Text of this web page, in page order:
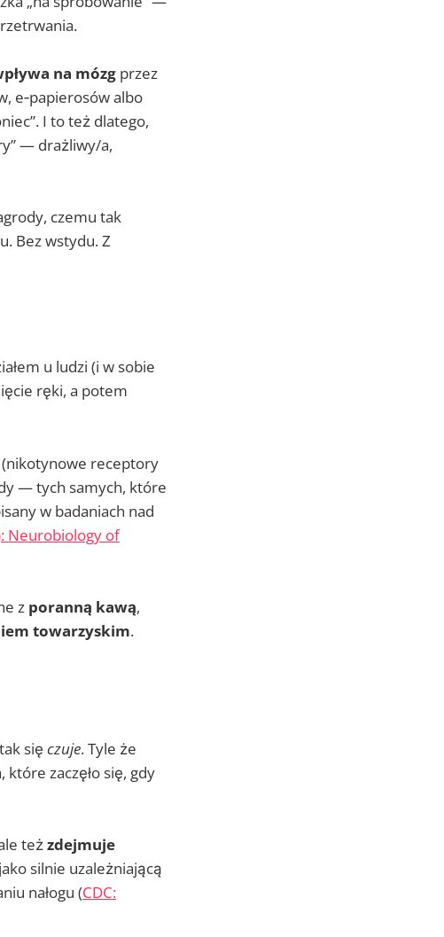
na mózg przez
e‑papierosów albo
I to też dlatego,
— drażliwy/a,
czemu tak
Bez wstydu. Z
u ludzi (i w sobie
ręki, a potem
receptory
— tych samych, które
w badaniach nad
Neurobiology of
z poranną kawą,
towarzyskim.
się czuje. Tyle że
zaczęło się, gdy
teżzdejmuje
silnie uzależniającą
nałogu (CDC: